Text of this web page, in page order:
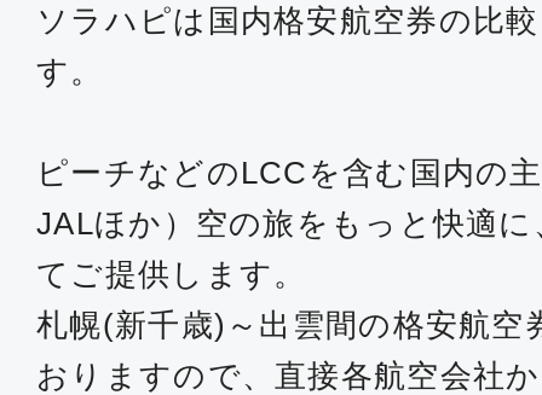
ソラハピは国内格安航空券の比
す。
ピーチなどのLCCを含む国内の
JALほか）空の旅をもっと快適
てご提供します。
札幌(新千歳)～出雲間の格安航空
おりますので、直接各航空会社